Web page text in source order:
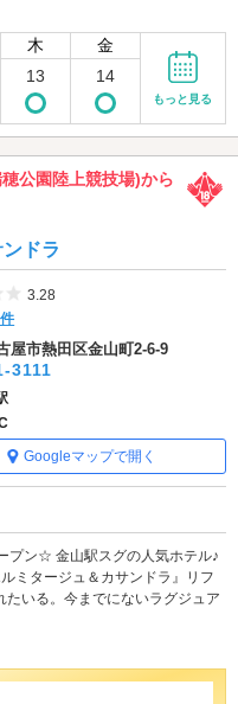
木 金
13 14
もっと見る
公園陸上競技場)から
ドラ
5つ星のうち3
3.28
屋市熱田区金山町2-6-9
3111
Googleマップで開く
プン☆ 金山駅スグの人気ホテル♪
ミタージュ＆カサンドラ』リフ
いる。今までにないラグジュア